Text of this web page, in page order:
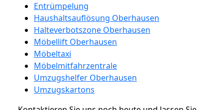
Entrümpelung
Haushaltsauflösung Oberhausen
Halteverbotszone Oberhausen
Möbellift Oberhausen
Möbeltaxi
Möbelmitfahrzentrale
Umzugshelfer Oberhausen
Umzugskartons